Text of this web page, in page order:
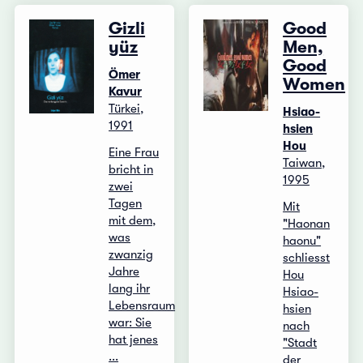
Gizli
yüz
Ömer
Kavur
Türkei,
1991
Eine Frau
bricht in
zwei
Tagen
mit dem,
was
zwanzig
Jahre
lang ihr
Lebensraum
war: Sie
hat jenes
...
Good
Men,
Good
Women
Hsiao-
hsien
Hou
Taiwan,
1995
Mit
"Haonan
haonu"
schliesst
Hou
Hsiao-
hsien
nach
"Stadt
der